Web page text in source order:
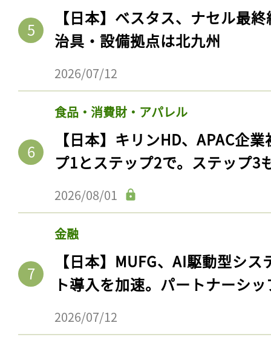
【日本】ベスタス、ナセル最
治具・設備拠点は北九州
2026/07/12
食品・消費財・アパレル
【日本】キリンHD、APAC企
プ1とステップ2で。ステップ3
2026/08/01
金融
【日本】MUFG、AI駆動型シ
ト導入を加速。パートナーシ
2026/07/12
記事をお気に入りに
ログインが必